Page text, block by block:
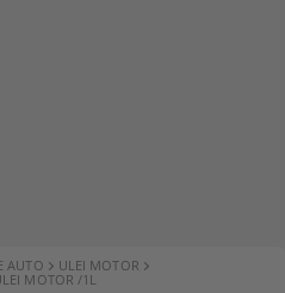
AUTO
ULEI MOTOR
MOTOR /1L